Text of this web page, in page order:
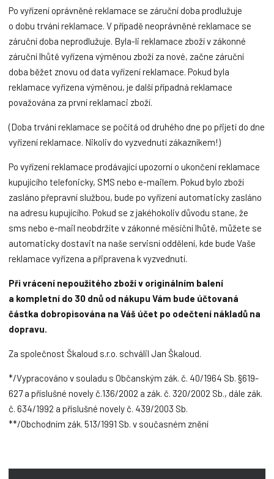
Po vyřízení oprávněné reklamace se záruční doba prodlužuje
o dobu trvání reklamace. V případě neoprávněné reklamace se
záruční doba neprodlužuje. Byla-li reklamace zboží v zákonné
záruční lhůtě vyřízena výměnou zboží za nové, začne záruční
doba běžet znovu od data vyřízení reklamace. Pokud byla
reklamace vyřízena výměnou, je další případná reklamace
považována za první reklamaci zboží.
(Doba trvání reklamace se počítá od druhého dne po přijetí do dne
vyřízení reklamace. Nikoliv do vyzvednutí zákazníkem!)
Po vyřízení reklamace prodávající upozorní o ukončení reklamace
kupujícího telefonicky, SMS nebo e-mailem. Pokud bylo zboží
zasláno přepravní službou, bude po vyřízení automaticky zasláno
na adresu kupujícího. Pokud se z jakéhokoliv důvodu stane, že
sms nebo e-mail neobdržíte v zákonné měsíční lhůtě, můžete se
automaticky dostavit na naše servisní oddělení, kde bude Vaše
reklamace vyřízena a připravena k vyzvednutí.
Při vrácení nepoužitého zboží v originálním balení
a kompletní do 30 dnů od nákupu Vám bude účtovaná
částka dobropisována na Váš účet po odečtení nákladů na
dopravu.
Za společnost Škaloud s.r.o. schválil Jan Škaloud.
*/Vypracováno v souladu s Občanským zák. č. 40/1964 Sb. §619-
627 a příslušné novely č.136/2002 a zák. č. 320/2002 Sb., dále zák.
č. 634/1992 a příslušné novely č. 439/2003 Sb.
**/Obchodním zák. 513/1991 Sb. v současném znění